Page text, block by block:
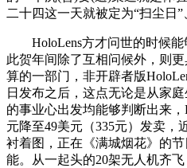
二十四这一天就被定为“扫尘日”
HoloLens方才问世的时候能
此贺年间除了互相问候外，则
算的一部门，非开辟者版
日发布之后，这点无论是从家
的事业心出发均能够判断出来，
元降至49美元（335元）发卖，
衬着图，正在《满城烟花》的
能。从一起头的20架无人机齐